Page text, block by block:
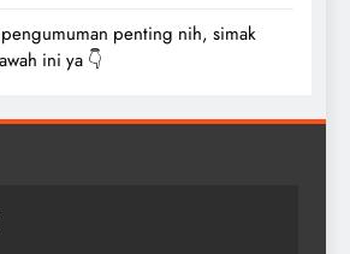
penting nih, simak
ini ya 👇